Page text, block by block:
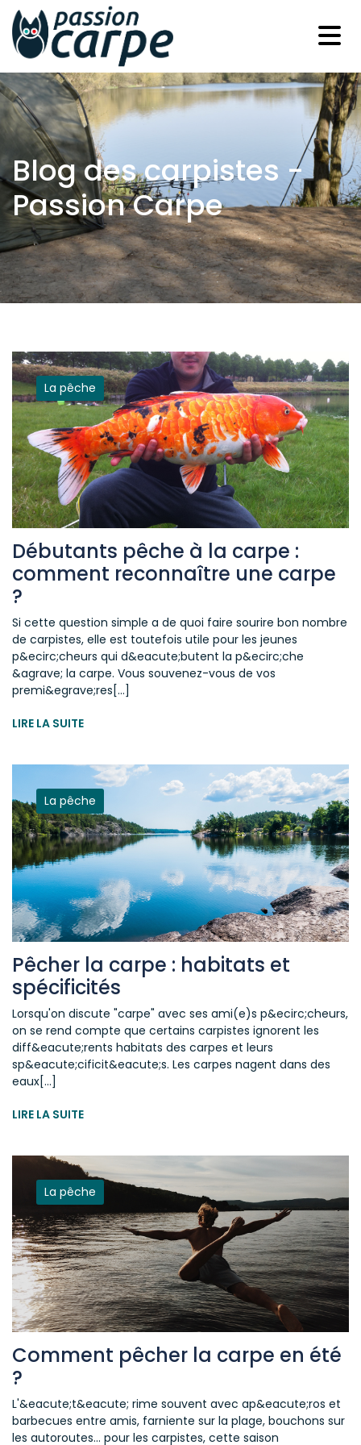
Blog des carpistes -
Passion Carpe
La pêche
Débutants pêche à la carpe :
comment reconnaître une carpe
?
Si cette question simple a de quoi faire sourire bon nombre
de carpistes, elle est toutefois utile pour les jeunes
p&ecirc;cheurs qui d&eacute;butent la p&ecirc;che
&agrave; la carpe. Vous souvenez-vous de vos
premi&egrave;res[...]
LIRE LA SUITE
La pêche
Pêcher la carpe : habitats et
spécificités
Lorsqu'on discute "carpe" avec ses ami(e)s p&ecirc;cheurs,
on se rend compte que certains carpistes ignorent les
diff&eacute;rents habitats des carpes et leurs
sp&eacute;cificit&eacute;s. Les carpes nagent dans des
eaux[...]
LIRE LA SUITE
La pêche
Comment pêcher la carpe en été
?
L'&eacute;t&eacute; rime souvent avec ap&eacute;ros et
barbecues entre amis, farniente sur la plage, bouchons sur
les autoroutes... pour les carpistes, cette saison